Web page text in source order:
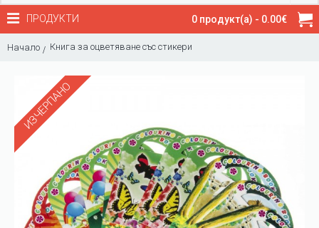
0 продукт(а) - 0.00€
ПРОДУКТИ
Начало Книга за оцветяване със стикери
ИЗЧЕРПАНО